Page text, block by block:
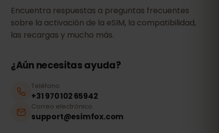
Encuentra respuestas a preguntas frecuentes
sobre la activación de la eSIM, la compatibilidad,
las recargas y mucho más.
¿Aún necesitas ayuda?
Teléfono
+31 970 102 65942
Correo electrónico
support@esimfox.com